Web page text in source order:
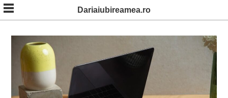
Skip
to
content
Dariaiubireamea.ro